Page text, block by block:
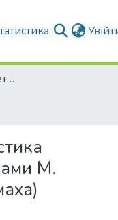
ННІ загальноуніверситетської підготовки
М.